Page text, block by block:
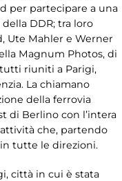
per partecipare a una
DDR; tra loro
Ute Mahler e Werner
Magnum Photos, di
riuniti a Parigi,
La chiamano
della ferrovia
di Berlino con l’intera
che, partendo
tutte le direzioni.
città in cui è stata